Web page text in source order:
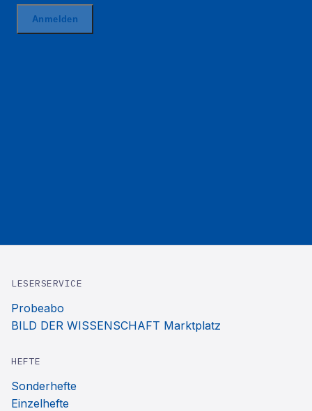
LESERSERVICE
Probeabo
BILD DER WISSENSCHAFT Marktplatz
HEFTE
Sonderhefte
Einzelhefte